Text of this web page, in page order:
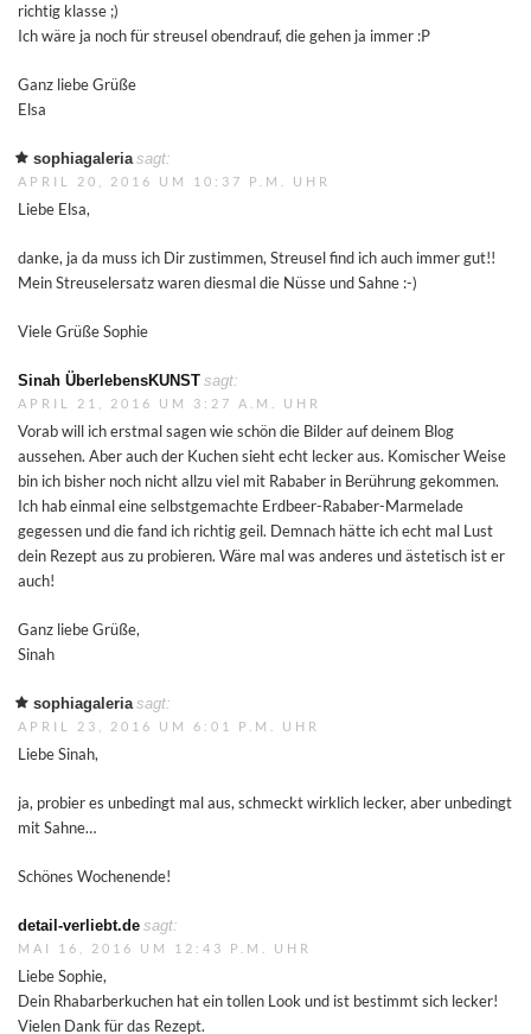
richtig klasse ;)
Ich wäre ja noch für streusel obendrauf, die gehen ja immer :P
Ganz liebe Grüße
Elsa
sophiagaleria sagt:
APRIL 20, 2016 UM 10:37 P.M. UHR
Liebe Elsa,
danke, ja da muss ich Dir zustimmen, Streusel find ich auch immer gut!!
Mein Streuselersatz waren diesmal die Nüsse und Sahne :-)
Viele Grüße Sophie
Sinah ÜberlebensKUNST sagt:
APRIL 21, 2016 UM 3:27 A.M. UHR
Vorab will ich erstmal sagen wie schön die Bilder auf deinem Blog
aussehen. Aber auch der Kuchen sieht echt lecker aus. Komischer Weise
bin ich bisher noch nicht allzu viel mit Rababer in Berührung gekommen.
Ich hab einmal eine selbstgemachte Erdbeer-Rababer-Marmelade
gegessen und die fand ich richtig geil. Demnach hätte ich echt mal Lust
dein Rezept aus zu probieren. Wäre mal was anderes und ästetisch ist er
auch!
Ganz liebe Grüße,
Sinah
sophiagaleria sagt:
APRIL 23, 2016 UM 6:01 P.M. UHR
Liebe Sinah,
ja, probier es unbedingt mal aus, schmeckt wirklich lecker, aber unbedingt
mit Sahne…
Schönes Wochenende!
detail-verliebt.de sagt:
MAI 16, 2016 UM 12:43 P.M. UHR
Liebe Sophie,
Dein Rhabarberkuchen hat ein tollen Look und ist bestimmt sich lecker!
Vielen Dank für das Rezept.